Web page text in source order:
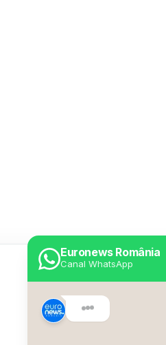
Euronews România
Canal WhatsApp
Despre Euronews